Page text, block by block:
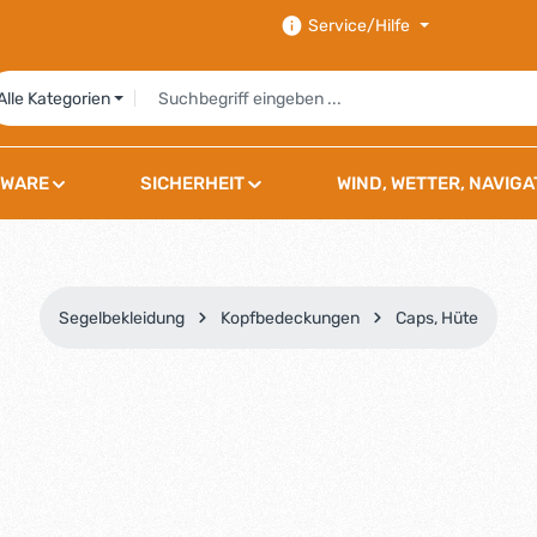
Service/Hilfe
Kategorien
SICHERHEIT WIND, WETTER,
Segelbekleidung Kopfbedeckungen Caps, Hüte